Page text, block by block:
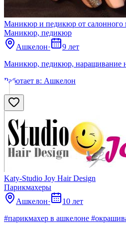
Маникюр и педикюр от салонного
Маникюр, педикюр
Ашкелон·
9 лет
Маникюр, педикюр, наращивание
Работает в: Ашкелон
Katy-Studio Joy Hair Design
Парикмахеры
Ашкелон·
10 лет
#парикмахер в ашкелоне